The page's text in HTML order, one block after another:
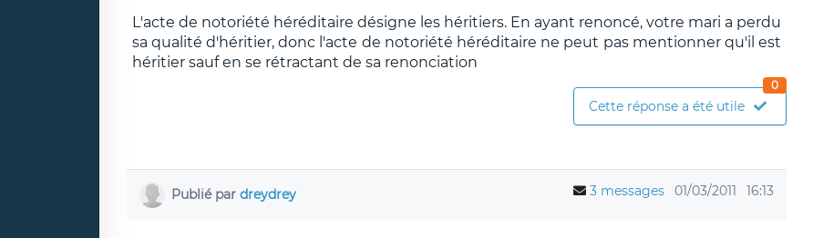
L'acte de notoriété héréditaire désigne les héritiers. En ayant renoncé, votre mari a perdu
sa qualité d'héritier, donc l'acte de notoriété héréditaire ne peut pas mentionner qu'il est
héritier sauf en se rétractant de sa renonciation
Cette réponse a été utile
0
Publié par dreydrey 3 messages 01/03/2011 16:13